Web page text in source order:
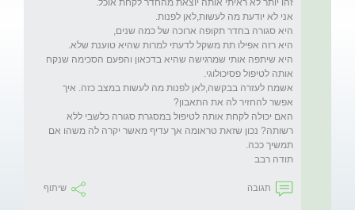
היא שיתפה אותי שמרגישה שהיא בדכאון והפעם הסכימה שנקח
אשמח לעזרה בבקשה,לאן לפנות מה לעשות במצב כזה. איך
האם יכולה לקחת אותה לטיפול במסגרת סגורה כלשבי ללא
רשותה? נכון שזאת טראומה אך עדיף מאשר יקרה לה משהו אם
תודה רבב
תגובה שיתוף